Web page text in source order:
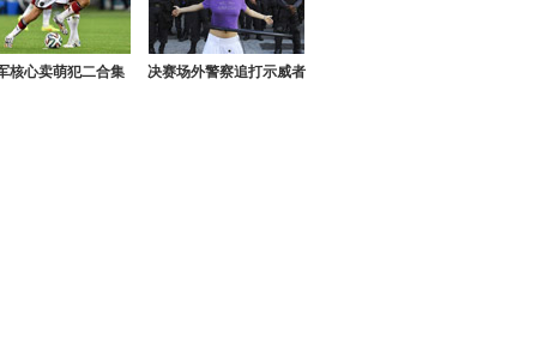
核心卖萌犯二合集 决赛场外警察追打示威者